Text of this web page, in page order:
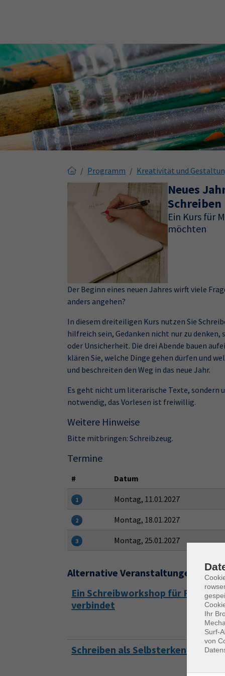
Programm Kreativität und
Neues
Schreiben
Ein Kurs für
möchten
Der Beginn eines neuen Jahres wirft viele
anders angehen?
In diesem dreiteiligen Kurs nutzen Sie
hilfreich sein, Gedanken nicht nur zu denken,
oder Unsicherheit. Die drei Abende bauen
klären Sie, welche Dinge gehen dürfen und
und beschreiten den Weg in das neue Jahr.
Es geht nicht um literarische Texte, sondern
notwendig, das Vorlesen ist freiwillig.
Weitere Hinweise
Bitte mitbringen: Schreibzeug.
Termine
# Datum
1 Montag, 11.01.2027
2 Montag, 18.01.2027
3 Montag, 25.01.2027
Alternative Veranstaltungen
Ein Schreibworkshop für Frauen
verbindet
Schreiben als Selbsterkenntnis
Ihr
Surf-
von